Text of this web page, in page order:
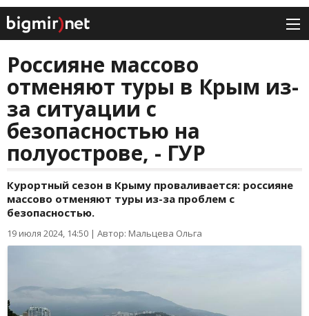
Россияне массово
отменяют туры в Крым из-
за ситуации с
безопасностью на
полуострове, - ГУР
Курортный сезон в Крыму проваливается: россияне
массово отменяют туры из-за проблем с
безопасностью.
19 июля 2024, 14:50 | Автор: Мальцева Ольга